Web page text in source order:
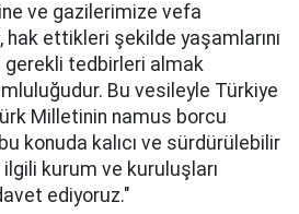
ve gazilerimize vefa
ettikleri şekilde yaşamlarını
tedbirleri almak
Bu vesileyle Türkiye
Milletinin namus borcu
konuda kalıcı ve sürdürülebilir
ilgili kurum ve kuruluşları
ediyoruz."